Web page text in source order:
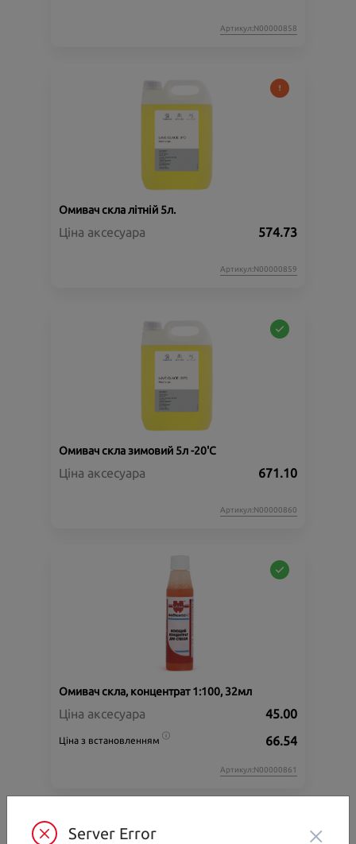
Артикул:N00000858
Омивач скла літній 5л.
Ціна аксесуара 574.73
Артикул:N00000859
Омивач скла зимовий 5л -20'C
Ціна аксесуара 671.10
Артикул:N00000860
Омивач скла, концентрат 1:100, 32мл
Ціна аксесуара 45.00
Ціна з встановленням 66.54
Артикул:N00000861
Server Error ×